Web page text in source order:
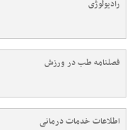
رادیولوژی
فصلنامه طب در ورزش
اطلاعات خدمات درمانی